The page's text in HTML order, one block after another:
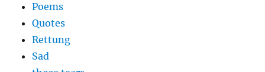
Poems
Quotes
Rettung
Sad